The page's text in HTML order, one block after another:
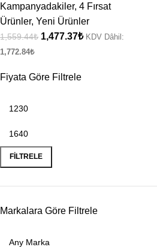
Fiyata Göre Filtrele
FILTRELE
Markalara Göre Filtrele
Kampanyadakiler, 4 Fırsat
Ürünler, Yeni Ürünler
1,559.44₺ 1,477.37₺ KDV Dâhil:
1,772.84₺